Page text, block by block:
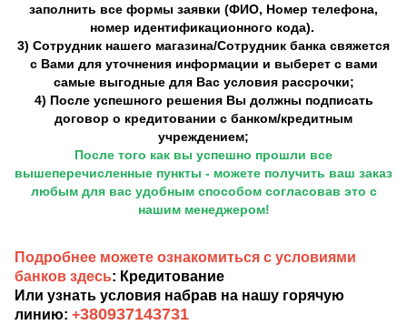
заполнить все формы заявки (ФИО, Номер телефона,
номер идентификационного кода).
3) Сотрудник нашего магазина/Сотрудник банка свяжется
с Вами для уточнения информации и выберет с вами
самые выгодные для Вас условия рассрочки;
4) После успешного решения Вы должны подписать
договор о кредитовании с банком/кредитным
учреждением;
После того как вы успешно прошли все
вышеперечисленные пункты - можете получить ваш заказ
любым для вас удобным способом согласовав это с
нашим менеджером!
Подробнее можете ознакомиться с условиями
банков здесь: Кредитование
Или узнать условия набрав на нашу горячую
линию: +380937143731